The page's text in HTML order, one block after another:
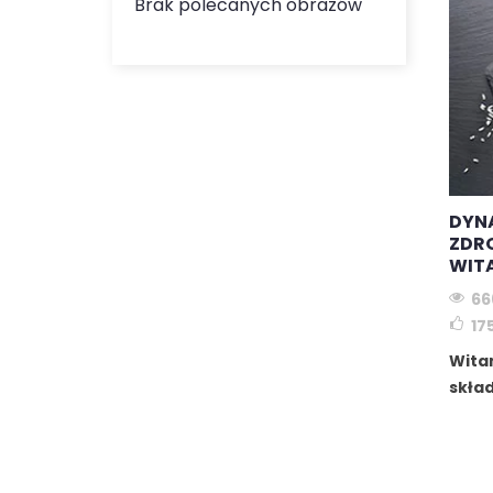
Informacje
Kontakt – odpowiedzi na pytania dotyczące